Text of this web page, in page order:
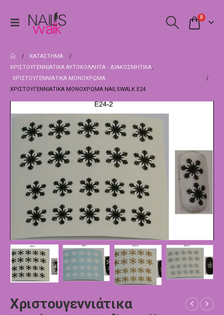
0
ΚΑΤΆΣΤΗΜΑ
ΧΡΙΣΤΟΥΓΕΝΝΙΆΤΙΚΑ ΑΥΤΟΚΌΛΛΗΤΑ - ΔΙΑΚΟΣΜΗΤΙΚΆ,
ΧΡΙΣΤΟΥΓΕΝΝΙΆΤΙΚΑ ΜΟΝΌΧΡΩΜΑ
ΧΡΙΣΤΟΥΓΕΝΝΙΆΤΙΚΑ ΜΟΝΌΧΡΩΜΑ NAILSWALK Ε24
Χριστουγεννιάτικα